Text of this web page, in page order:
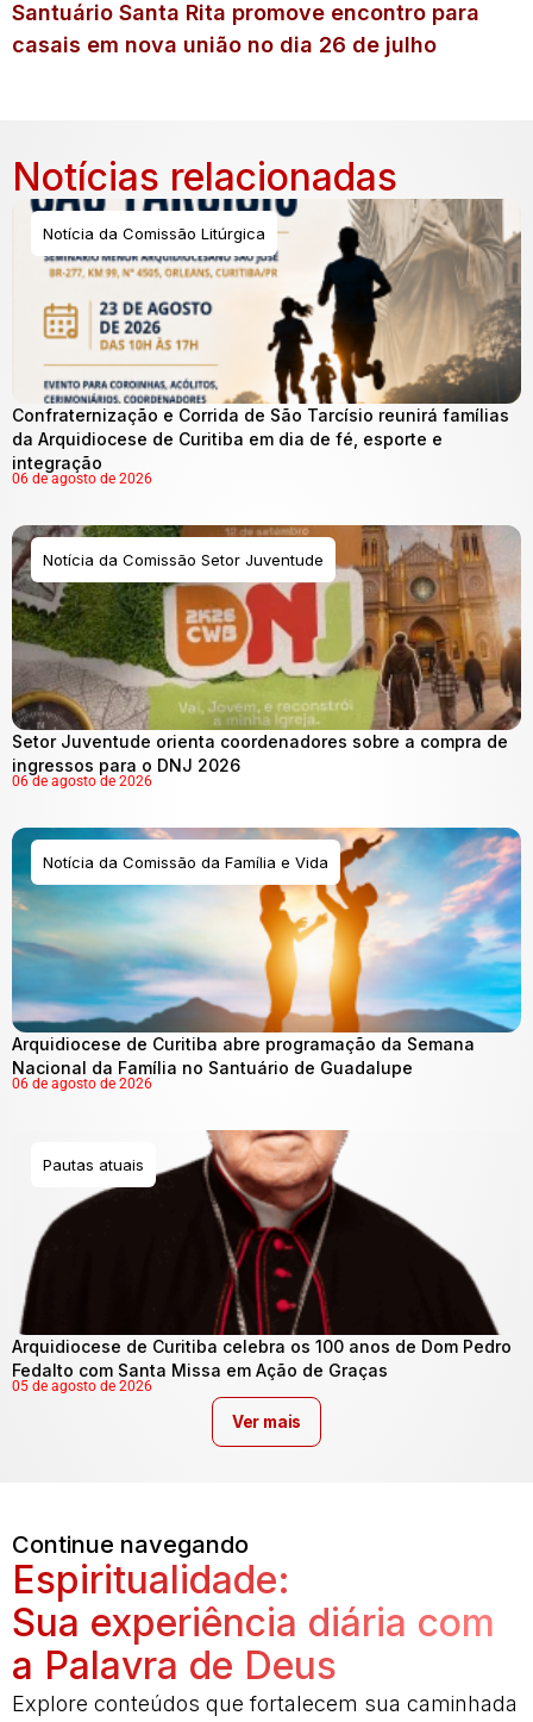
Santuário Santa Rita promove encontro para
casais em nova união no dia 26 de julho
Notícias relacionadas
Notícia da Comissão Litúrgica
Confraternização e Corrida de São Tarcísio reunirá famílias
da Arquidiocese de Curitiba em dia de fé, esporte e
integração
06 de agosto de 2026
Notícia da Comissão Setor Juventude
Setor Juventude orienta coordenadores sobre a compra de
ingressos para o DNJ 2026
06 de agosto de 2026
Notícia da Comissão da Família e Vida
Arquidiocese de Curitiba abre programação da Semana
Nacional da Família no Santuário de Guadalupe
06 de agosto de 2026
Pautas atuais
Arquidiocese de Curitiba celebra os 100 anos de Dom Pedro
Fedalto com Santa Missa em Ação de Graças
05 de agosto de 2026
Ver mais
Continue navegando
Espiritualidade:
Sua experiência diária com
a Palavra de Deus
Explore conteúdos que fortalecem sua caminhada